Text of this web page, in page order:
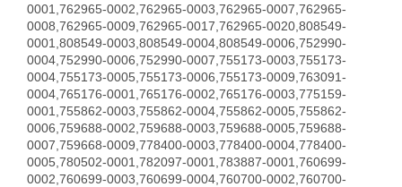
0001,762965-0002,762965-0003,762965-0007,762965-
0008,762965-0009,762965-0017,762965-0020,808549-
0001,808549-0003,808549-0004,808549-0006,752990-
0004,752990-0006,752990-0007,755173-0003,755173-
0004,755173-0005,755173-0006,755173-0009,763091-
0004,765176-0001,765176-0002,765176-0003,775159-
0001,755862-0003,755862-0004,755862-0005,755862-
0006,759688-0002,759688-0003,759688-0005,759688-
0007,759668-0009,778400-0003,778400-0004,778400-
0005,780502-0001,782097-0001,783887-0001,760699-
0002,760699-0003,760699-0004,760700-0002,760700-